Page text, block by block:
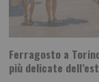
Ferragosto a
più delicate